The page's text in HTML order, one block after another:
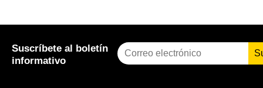
Suscríbete al boletín
informativo